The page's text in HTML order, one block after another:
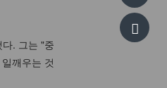
. 그는 "중
깨우는 것